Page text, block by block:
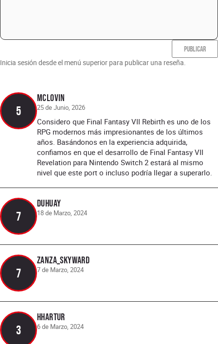
PUBLICAR
Inicia sesión desde el menú superior para publicar una reseña.
5
McLOVIN
25 de Junio, 2026
Considero que Final Fantasy VII Rebirth es uno de los
RPG modernos más impresionantes de los últimos
años. Basándonos en la experiencia adquirida,
confiamos en que el desarrollo de Final Fantasy VII
Revelation para Nintendo Switch 2 estará al mismo
nivel que este port o incluso podría llegar a superarlo.
7
Duhuay
18 de Marzo, 2024
7
Zanza_SkyWard
7 de Marzo, 2024
3
hhartur
6 de Marzo, 2024